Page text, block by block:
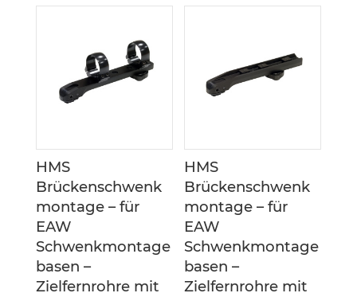
HMS
Brückenschwenk
montage – für
EAW
Schwenkmontage
basen –
Zielfernrohre mit
HMS
Brückenschwenk
montage – für
EAW
Schwenkmontage
basen –
Zielfernrohre mit